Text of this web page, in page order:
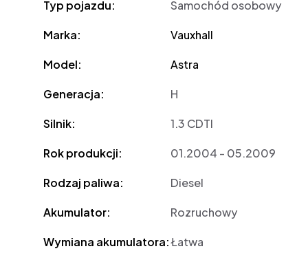
Typ pojazdu: Samochód osobowy
Marka: Vauxhall
Model: Astra
Generacja: H
Silnik: 1.3 CDTI
Rok produkcji: 01.2004 - 05.2009
Rodzaj paliwa: Diesel
Akumulator: Rozruchowy
Wymiana akumulatora:Łatwa